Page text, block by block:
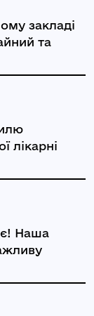
закладі
та
лікарні
Наша